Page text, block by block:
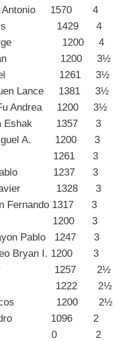
Antonio 1570
Luis 1429 4
Jorge 1200
Ivan 1200
Daniel 1261
Lance 1381
Fu Andrea 1200
Eshak 1357
Miguel A. 1200
Ilias 1261 3
Pablo 1237
Javier 1328
Fernando 1317
Matt 1200
Pablo 1247
Bryan I. 1200
Salvador 1257
Tania 1222
Marcos 1200
Alejandro 1096
Alvaro 0